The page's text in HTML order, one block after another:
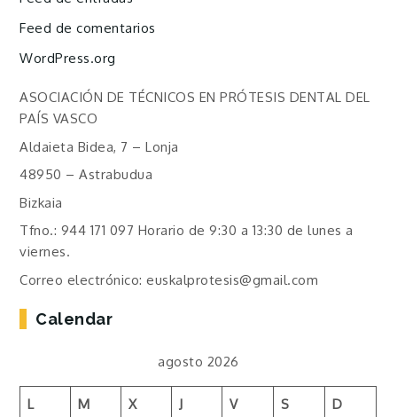
Feed de comentarios
WordPress.org
ASOCIACIÓN DE TÉCNICOS EN PRÓTESIS DENTAL DEL
PAÍS VASCO
Aldaieta Bidea, 7 – Lonja
48950 – Astrabudua
Bizkaia
Tfno.: 944 171 097 Horario de 9:30 a 13:30 de lunes a
viernes.
Correo electrónico: euskalprotesis@gmail.com
Calendar
agosto 2026
L M X J V S D